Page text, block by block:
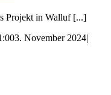
Projekt in Walluf [...]
3. November 2024|